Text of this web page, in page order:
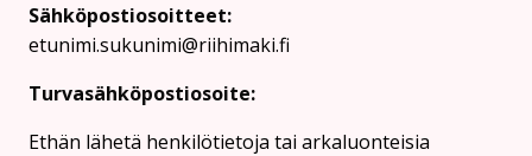
Sähköpostiosoitteet:
etunimi.sukunimi@riihimaki.fi
Turvasähköpostiosoite:
Ethän lähetä henkilötietoja tai arkaluonteisia